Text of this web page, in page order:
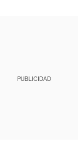
PUBLICIDAD